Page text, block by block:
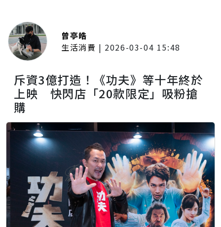
曾亭皓
生活消費 | 2026-03-04 15:48
斥資3億打造！《功夫》等十年終於
上映 快閃店「20款限定」吸粉搶
購